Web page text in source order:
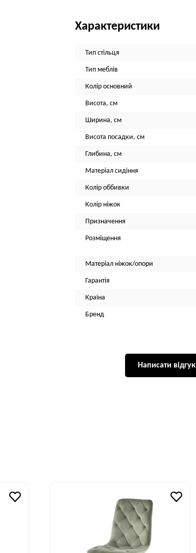
Характеристики
Тип стільця
Тип меблів
Колір основний
Висота, см
Ширина, см
Висота посадки, см
Глибина, см
Матеріал сидіння
Колір оббивки
Колір ніжок
Призначення
Розміщення
Матеріал ніжок/опори
Гарантія
Країна
Бренд
Написати відгук